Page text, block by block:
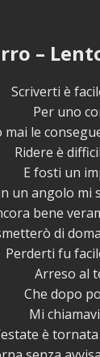
–
Scriverti è
Per uno
mai le
Ridere è
E fosti un
un angolo
bene
di
Perderti fu
Arreso al
Che dopo
Mi
è